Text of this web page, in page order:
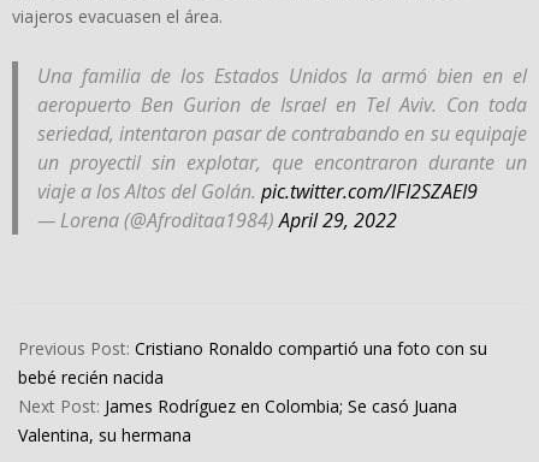
viajeros evacuasen el área.
Una familia de los Estados Unidos la armó bien en el
aeropuerto Ben Gurion de Israel en Tel Aviv. Con toda
seriedad, intentaron pasar de contrabando en su equipaje
un proyectil sin explotar, que encontraron durante un
viaje a los Altos del Golán. pic.twitter.com/lFI2SZAEI9
— Lorena (@Afroditaa1984)April 29, 2022
04-
30
Previous Post: Cristiano Ronaldo compartió una foto con su
bebé recién nacida
Next Post: James Rodríguez en Colombia; Se casó Juana
Valentina, su hermana